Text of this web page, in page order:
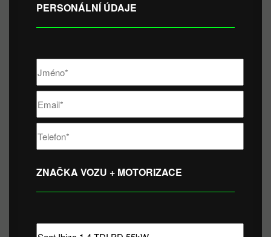
PERSONÁLNÍ ÚDAJE
ZNAČKA VOZU + MOTORIZACE